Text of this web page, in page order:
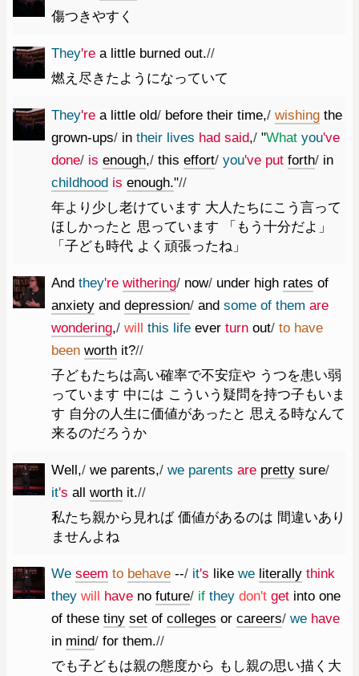
傷つきやすく
They're a little burned out.//
燃え尽きたようになっていて
They're a little old/ before their time,/ wishing the
grown-ups/ in their lives had said,/ "What you've
done/ is enough,/ this effort/ you've put forth/ in
childhood is enough."//
年より少し老けています 大人たちにこう言って
ほしかったと 思っています 「もう十分だよ」
「子ども時代 よく頑張ったね」
And they're withering/ now/ under high rates of
anxiety and depression/ and some of them are
wondering,/ will this life ever turn out/ to have
been worth it?//
子どもたちは高い確率で不安症や うつを患い弱
っています 中には こういう疑問を持つ子もいま
す 自分の人生に価値があったと 思える時なんて
来るのだろうか
Well,/ we parents,/ we parents are pretty sure/
it's all worth it.//
私たち親から見れば 価値があるのは 間違いあり
ませんよね
We seem to behave --/ it's like we literally think
they will have no future/ if they don't get into one
of these tiny set of colleges or careers/ we have
in mind/ for them.//
でも子どもは親の態度から もし親の思い描く大